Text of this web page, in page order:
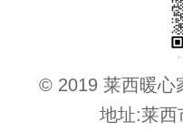
© 2019 莱西暖心
地址:莱西